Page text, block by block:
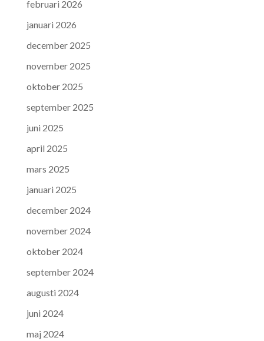
februari 2026
januari 2026
december 2025
november 2025
oktober 2025
september 2025
juni 2025
april 2025
mars 2025
januari 2025
december 2024
november 2024
oktober 2024
september 2024
augusti 2024
juni 2024
maj 2024